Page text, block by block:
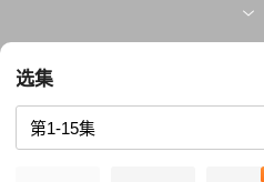
生村官杜小双以及到象牙山投资的神
选集